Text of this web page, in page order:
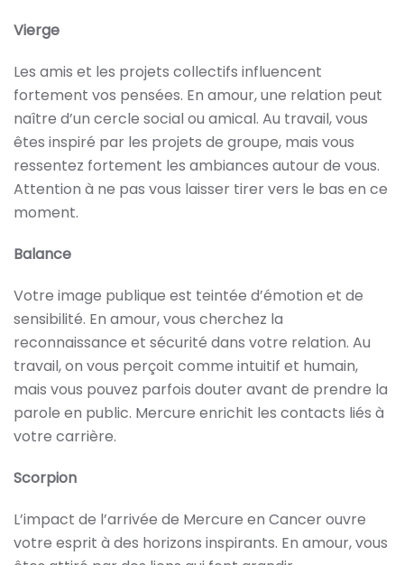
Vierge
Les amis et les projets collectifs influencent
fortement vos pensées. En amour, une relation peut
naître d’un cercle social ou amical. Au travail, vous
êtes inspiré par les projets de groupe, mais vous
ressentez fortement les ambiances autour de vous.
Attention à ne pas vous laisser tirer vers le bas en ce
moment.
Balance
Votre image publique est teintée d’émotion et de
sensibilité. En amour, vous cherchez la
reconnaissance et sécurité dans votre relation. Au
travail, on vous perçoit comme intuitif et humain,
mais vous pouvez parfois douter avant de prendre la
parole en public. Mercure enrichit les contacts liés à
votre carrière.
Scorpion
L’impact de l’arrivée de Mercure en Cancer ouvre
votre esprit à des horizons inspirants. En amour, vous